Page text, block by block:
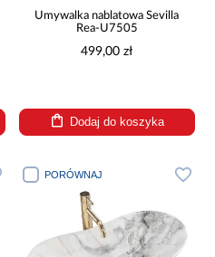
Umywalka nablatowa Sevilla
Rea-U7505
499,00 zł
Dodaj do koszyka
PORÓWNAJ